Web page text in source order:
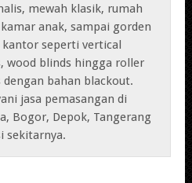
mewah klasik, rumah
anak, sampai gorden
seperti vertical
wood blinds hingga roller
dengan bahan blackout.
jasa pemasangan di
Bogor, Depok, Tangerang
sekitarnya.